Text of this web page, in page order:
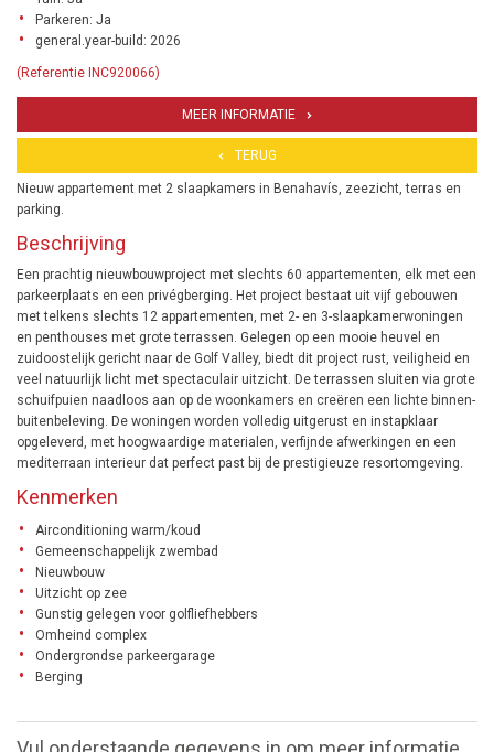
Parkeren: Ja
general.year-build: 2026
(Referentie INC920066)
MEER INFORMATIE
TERUG
Nieuw appartement met 2 slaapkamers in Benahavís, zeezicht, terras en
parking.
Beschrijving
Een prachtig nieuwbouwproject met slechts 60 appartementen, elk met een
parkeerplaats en een privégberging. Het project bestaat uit vijf gebouwen
met telkens slechts 12 appartementen, met 2- en 3-slaapkamerwoningen
en penthouses met grote terrassen. Gelegen op een mooie heuvel en
zuidoostelijk gericht naar de Golf Valley, biedt dit project rust, veiligheid en
veel natuurlijk licht met spectaculair uitzicht. De terrassen sluiten via grote
schuifpuien naadloos aan op de woonkamers en creëren een lichte binnen-
buitenbeleving. De woningen worden volledig uitgerust en instapklaar
opgeleverd, met hoogwaardige materialen, verfijnde afwerkingen en een
mediterraan interieur dat perfect past bij de prestigieuze resortomgeving.
Kenmerken
Airconditioning warm/koud
Gemeenschappelijk zwembad
Nieuwbouw
Uitzicht op zee
Gunstig gelegen voor golfliefhebbers
Omheind complex
Ondergrondse parkeergarage
Berging